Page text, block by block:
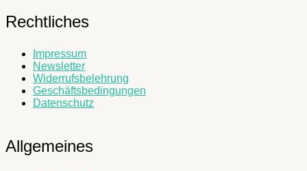
Rechtliches
Impressum
Newsletter
Widerrufsbelehrung
Geschäftsbedingungen
Datenschutz
Allgemeines